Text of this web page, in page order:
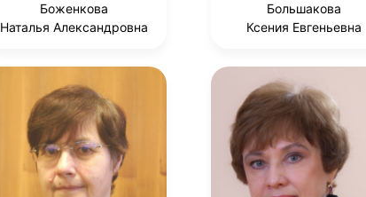
Боженкова
Наталья Александровна
Большакова
Ксения Евгеньевна